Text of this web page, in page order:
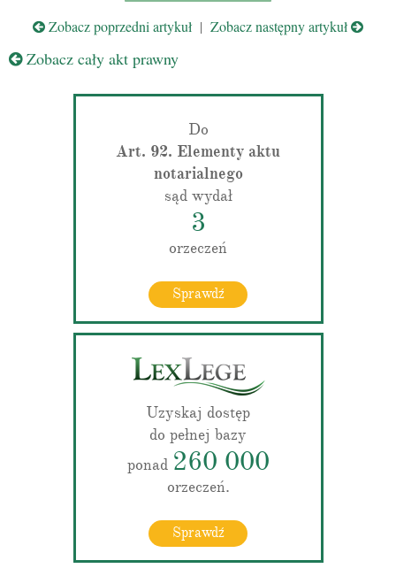
Zobacz poprzedni artykuł | Zobacz następny artykuł
Zobacz cały akt prawny
Do
Art. 92. Elementy aktu
notarialnego
sąd wydał
3
orzeczeń
Sprawdź
Uzyskaj dostęp
do pełnej bazy
ponad 260 000
orzeczeń.
Sprawdź